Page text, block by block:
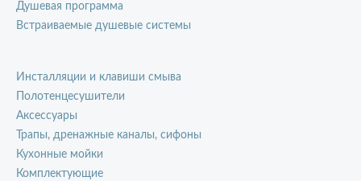
Душевая программа
Встраиваемые душевые системы
Инсталляции и клавиши смыва
Полотенцесушители
Аксессуары
Трапы, дренажные каналы, сифоны
Кухонные мойки
Комплектующие